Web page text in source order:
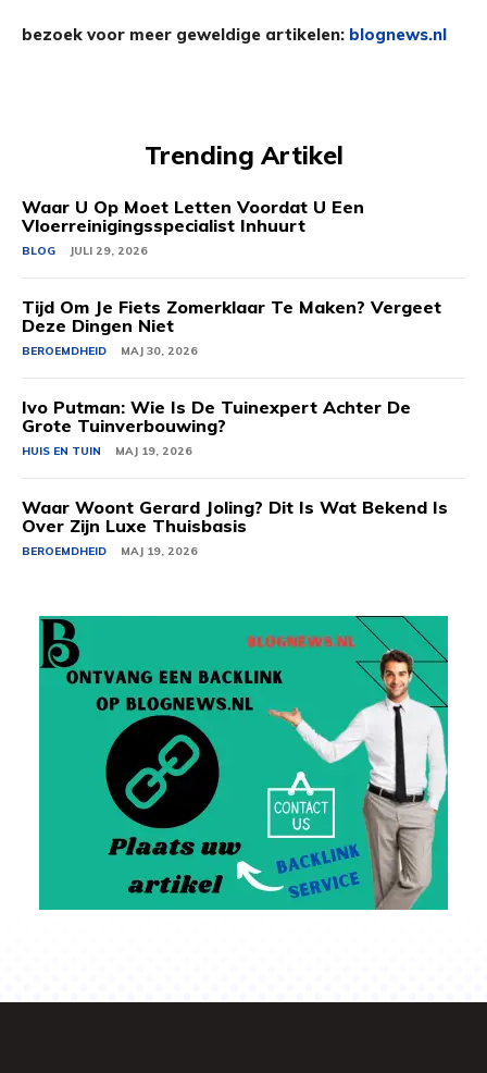
bezoek voor meer geweldige artikelen: blognews.nl
Trending Artikel
Waar U Op Moet Letten Voordat U Een
Vloerreinigingsspecialist Inhuurt
BLOG JULI 29, 2026
Tijd Om Je Fiets Zomerklaar Te Maken? Vergeet
Deze Dingen Niet
BEROEMDHEID MAJ 30, 2026
Ivo Putman: Wie Is De Tuinexpert Achter De
Grote Tuinverbouwing?
HUIS EN TUIN MAJ 19, 2026
Waar Woont Gerard Joling? Dit Is Wat Bekend Is
Over Zijn Luxe Thuisbasis
BEROEMDHEID MAJ 19, 2026